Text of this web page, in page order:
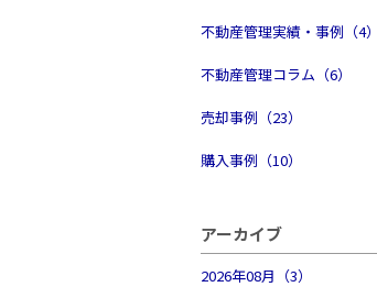
不動産管理実績・事例（4）
不動産管理コラム（6）
売却事例（23）
購入事例（10）
アーカイブ
2026年08月（3）